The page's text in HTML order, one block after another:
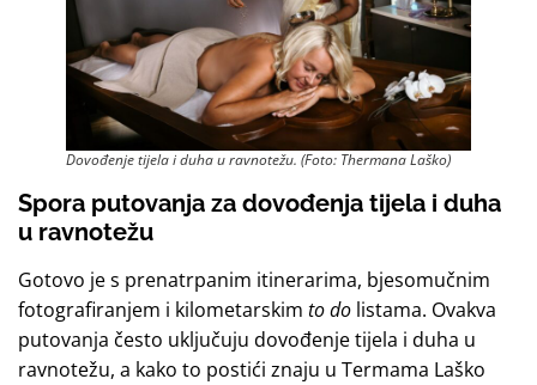
Dovođenje tijela i duha u ravnotežu. (Foto: Thermana Laško)
Spora putovanja za dovođenja tijela i duha
u ravnotežu
Gotovo je s prenatrpanim itinerarima, bjesomučnim
fotografiranjem i kilometarskim to do listama. Ovakva
putovanja često uključuju dovođenje tijela i duha u
ravnotežu, a kako to postići znaju u Termama Laško